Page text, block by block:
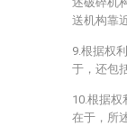
送机构靠
9.根据权
于，还包
10.根据权
在于，所